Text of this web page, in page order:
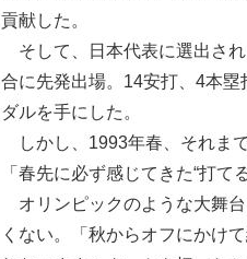
貢献した。
そして、日本代表に選出さ
合に先発出場。14安打、4本
ダルを手にした。
しかし、1993年春、それま
「春先に必ず感じてきた“打て
オリンピックのような大舞
くない。「秋からオフにかけ